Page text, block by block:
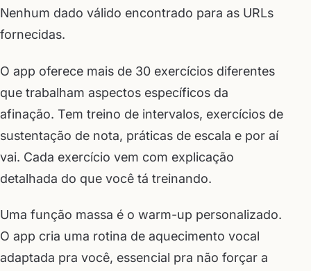
Nenhum dado válido encontrado para as URLs
fornecidas.
O app oferece mais de 30 exercícios diferentes
que trabalham aspectos específicos da
afinação. Tem treino de intervalos, exercícios de
sustentação de nota, práticas de escala e por aí
vai. Cada exercício vem com explicação
detalhada do que você tá treinando.
Uma função massa é o warm-up personalizado.
O app cria uma rotina de aquecimento vocal
adaptada pra você, essencial pra não forçar a